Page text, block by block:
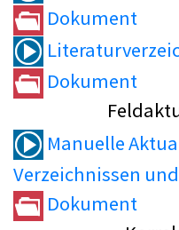
Dokument
Dokument
Manuelle
Verzeichnissen
Dokument